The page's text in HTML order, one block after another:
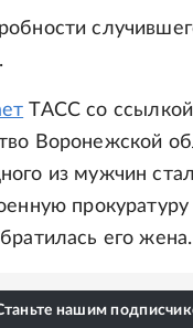
ТАСС со
Воронежской
из мужчин
его жена.
нашим